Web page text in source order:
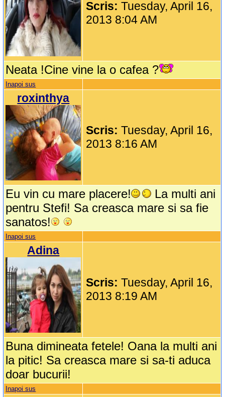
Scris:Tuesday, April 16,
2013 8:04 AM
Neata !Cine vine la o cafea ?
Inapoi sus
roxinthya
Scris:Tuesday, April 16,
2013 8:16 AM
Eu vin cu mare placere!
La multi ani
pentru Stefi! Sa creasca mare si sa fie
sanatos!
Inapoi sus
Adina
Scris:Tuesday, April 16,
2013 8:19 AM
Buna dimineata fetele! Oana la multi ani
la pitic! Sa creasca mare si sa-ti aduca
doar bucurii!
Inapoi sus